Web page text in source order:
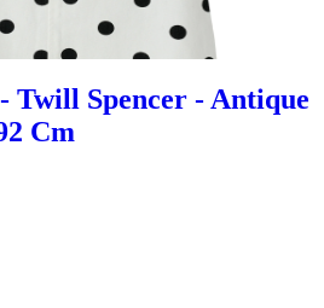
Twill Spencer - Antique
Cm